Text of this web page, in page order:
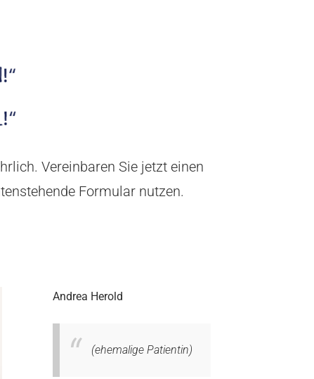
Vereinbaren Sie jetzt einen
Formular nutzen.
Andrea Herold
(ehemalige Patientin)